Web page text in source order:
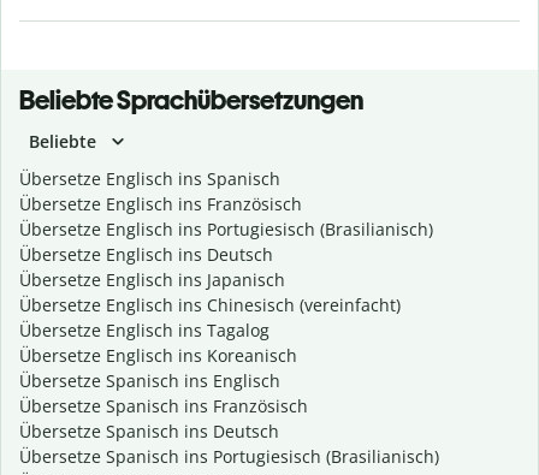
Beliebte Sprachübersetzungen
Beliebte
Übersetze Englisch ins Spanisch
Übersetze Englisch ins Französisch
Übersetze Englisch ins Portugiesisch (Brasilianisch)
Übersetze Englisch ins Deutsch
Übersetze Englisch ins Japanisch
Übersetze Englisch ins Chinesisch (vereinfacht)
Übersetze Englisch ins Tagalog
Übersetze Englisch ins Koreanisch
Übersetze Spanisch ins Englisch
Übersetze Spanisch ins Französisch
Übersetze Spanisch ins Deutsch
Übersetze Spanisch ins Portugiesisch (Brasilianisch)